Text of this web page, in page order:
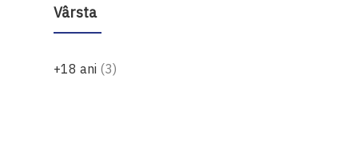
Vârsta
+18 ani 3produse